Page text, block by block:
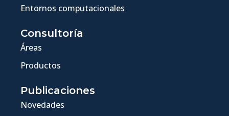
Entornos computacionales
Consultoría
Áreas
Productos
Publicaciones
Novedades